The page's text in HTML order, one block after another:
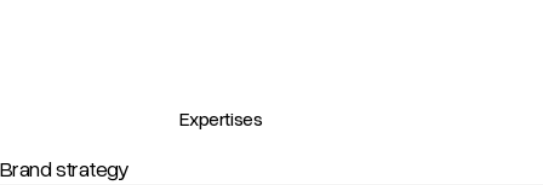
Expertises
Brand strategy